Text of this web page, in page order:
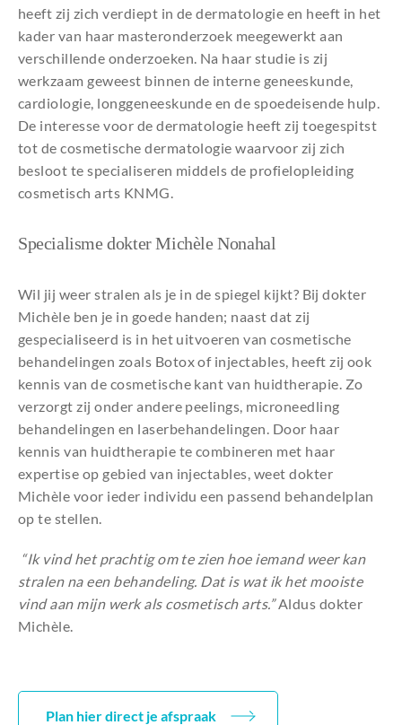
heeft zij zich verdiept in de dermatologie en heeft in het
kader van haar masteronderzoek meegewerkt aan
verschillende onderzoeken. Na haar studie is zij
werkzaam geweest binnen de interne geneeskunde,
cardiologie, longgeneeskunde en de spoedeisende hulp.
De interesse voor de dermatologie heeft zij toegespitst
tot de cosmetische dermatologie waarvoor zij zich
besloot te specialiseren middels de profielopleiding
cosmetisch arts KNMG.
Specialisme dokter Michèle Nonahal
Wil jij weer stralen als je in de spiegel kijkt? Bij dokter
Michèle ben je in goede handen; naast dat zij
gespecialiseerd is in het uitvoeren van cosmetische
behandelingen zoals Botox of injectables, heeft zij ook
kennis van de cosmetische kant van huidtherapie. Zo
verzorgt zij onder andere peelings, microneedling
behandelingen en laserbehandelingen. Door haar
kennis van huidtherapie te combineren met haar
expertise op gebied van injectables, weet dokter
Michèle voor ieder individu een passend behandelplan
op te stellen.
“Ik vind het prachtig om te zien hoe iemand weer kan
stralen na een behandeling. Dat is wat ik het mooiste
vind aan mijn werk als cosmetisch arts.”Aldus dokter
Michèle.
Plan hier direct je afspraak